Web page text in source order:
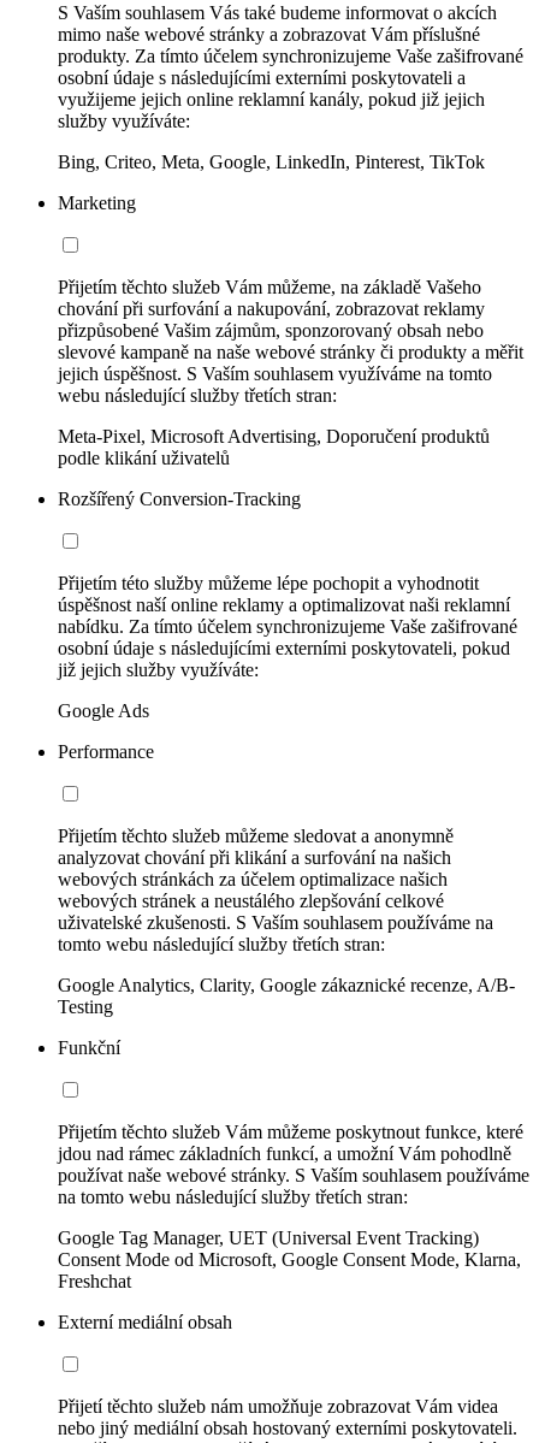
S Vaším souhlasem Vás také budeme informovat o akcích
mimo naše webové stránky a zobrazovat Vám příslušné
produkty. Za tímto účelem synchronizujeme Vaše zašifrované
osobní údaje s následujícími externími poskytovateli a
využijeme jejich online reklamní kanály, pokud již jejich
služby využíváte:
Bing, Criteo, Meta, Google, LinkedIn, Pinterest, TikTok
Marketing
Přijetím těchto služeb Vám můžeme, na základě Vašeho
chování při surfování a nakupování, zobrazovat reklamy
přizpůsobené Vašim zájmům, sponzorovaný obsah nebo
slevové kampaně na naše webové stránky či produkty a měřit
jejich úspěšnost. S Vaším souhlasem využíváme na tomto
webu následující služby třetích stran:
Meta-Pixel, Microsoft Advertising, Doporučení produktů
podle klikání uživatelů
Rozšířený Conversion-Tracking
Přijetím této služby můžeme lépe pochopit a vyhodnotit
úspěšnost naší online reklamy a optimalizovat naši reklamní
nabídku. Za tímto účelem synchronizujeme Vaše zašifrované
osobní údaje s následujícími externími poskytovateli, pokud
již jejich služby využíváte:
Google Ads
Performance
Přijetím těchto služeb můžeme sledovat a anonymně
analyzovat chování při klikání a surfování na našich
webových stránkách za účelem optimalizace našich
webových stránek a neustálého zlepšování celkové
uživatelské zkušenosti. S Vaším souhlasem používáme na
tomto webu následující služby třetích stran:
Google Analytics, Clarity, Google zákaznické recenze, A/B-
Testing
Funkční
Přijetím těchto služeb Vám můžeme poskytnout funkce, které
jdou nad rámec základních funkcí, a umožní Vám pohodlně
používat naše webové stránky. S Vaším souhlasem používáme
na tomto webu následující služby třetích stran:
Google Tag Manager, UET (Universal Event Tracking)
Consent Mode od Microsoft, Google Consent Mode, Klarna,
Freshchat
Externí mediální obsah
Přijetí těchto služeb nám umožňuje zobrazovat Vám videa
nebo jiný mediální obsah hostovaný externími poskytovateli.